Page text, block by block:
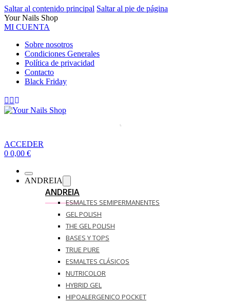
Saltar al contenido principal Saltar al pie de página
Your Nails Shop
MI CUENTA
Sobre nosotros
Condiciones Generales
Política de privacidad
Contacto
Black Friday
ACCEDER
0 0,00 €
ANDREIA
ANDREIA
ESMALTES SEMIPERMANENTES
GEL POLISH
THE GEL POLISH
BASES Y‎ TOPS
TRUE PURE
ESMALTES CLÁSICOS
NUTRICOLOR
HYBRID GEL
HIPOALERGENICO POCKET